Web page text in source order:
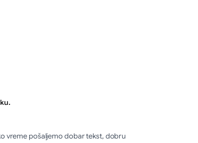
vreme pošaljemo dobar tekst, dobru